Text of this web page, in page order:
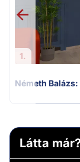
1.
Németh
Látta